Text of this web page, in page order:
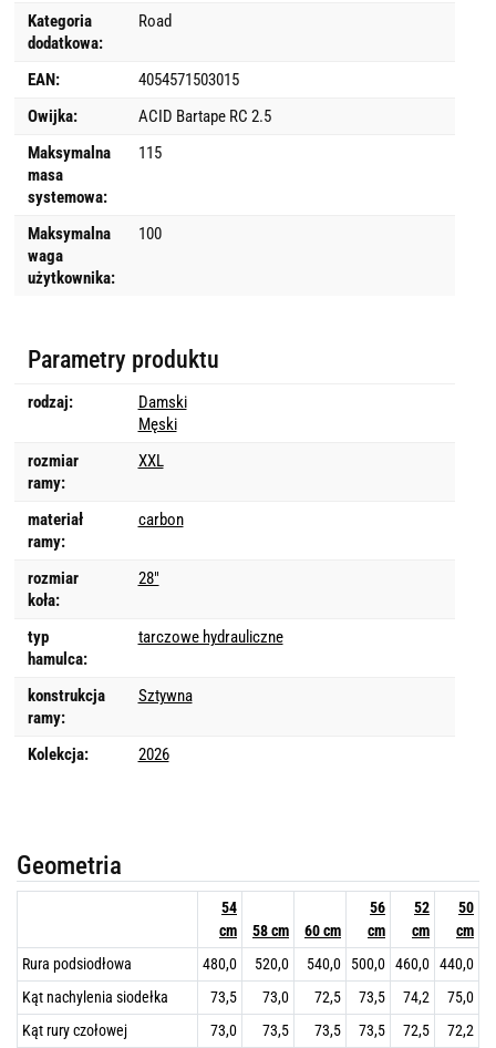
Kategoria
dodatkowa:
Road
EAN:
4054571503015
Owijka:
ACID Bartape RC 2.5
Maksymalna
masa
systemowa:
115
Maksymalna
waga
użytkownika:
100
Parametry produktu
rodzaj:
Damski
Męski
rozmiar
ramy:
XXL
materiał
ramy:
carbon
rozmiar
koła:
28"
typ
hamulca:
tarczowe hydrauliczne
konstrukcja
ramy:
Sztywna
Kolekcja: 2026
Geometria
54
cm
58 cm 60 cm
56
cm
52
cm
50
cm
Rura podsiodłowa
480,0 520,0 540,0 500,0 460,0 440,0
Kąt nachylenia siodełka
73,5 73,0 72,5 73,5 74,2
75,0
Kąt rury czołowej
73,0 73,5 73,5 73,5 72,5
72,2